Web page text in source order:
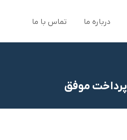
درباره ما تماس با ما
پرداخت موفق